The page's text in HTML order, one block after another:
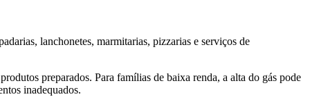
lanchonetes, marmitarias, pizzarias e serviços de
preparados. Para famílias de baixa renda, a alta do gás pode
inadequados.